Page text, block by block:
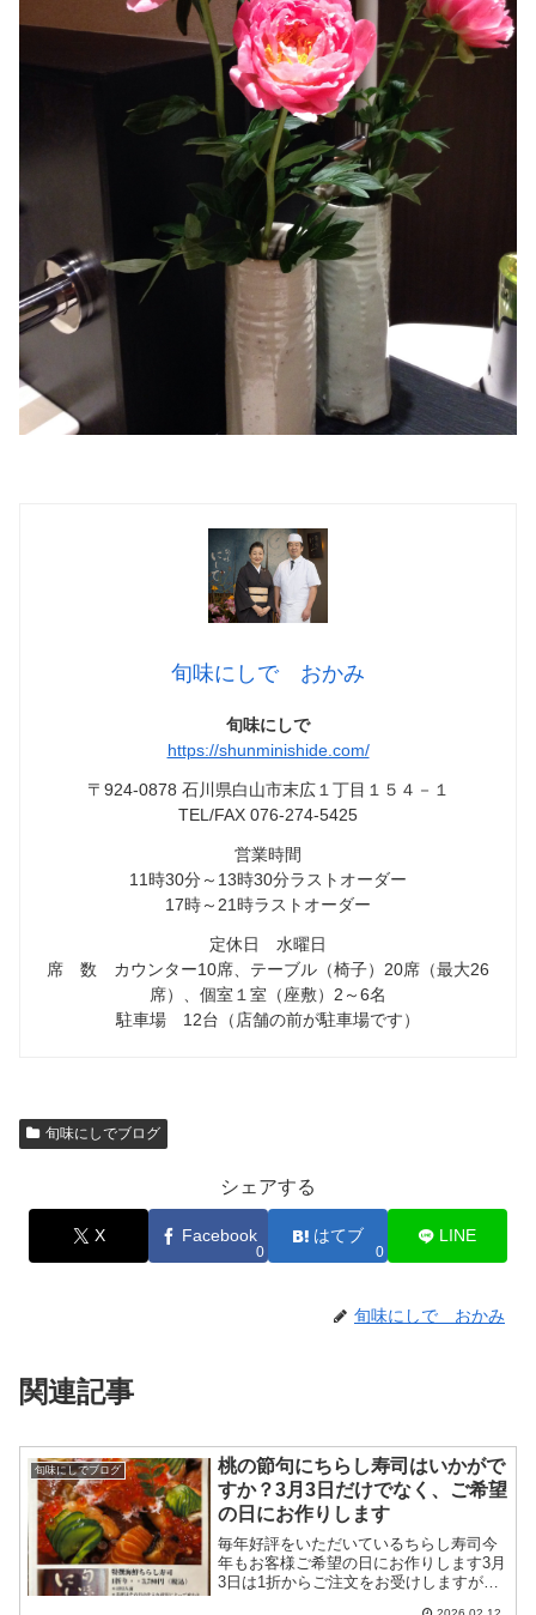
旬味にしで おかみ
旬味にしで
https://shunminishide.com/
〒924-0878 石川県白山市末広１丁目１５４－１
TEL/FAX 076-274-5425
営業時間
11時30分～13時30分ラストオーダー
17時～21時ラストオーダー
定休日 水曜日
席 数 カウンター10席、テーブル（椅子）20席（最大26
席）、個室１室（座敷）2～6名
駐車場 12台（店舗の前が駐車場です）
旬味にしでブログ
シェアする
X Facebook
0
はてブ
0
LINE
旬味にしで おかみ
関連記事
旬味にしでブログ
桃の節句にちらし寿司はいかがで
すか？3月3日だけでなく、ご希望
の日にお作りします
毎年好評をいただいているちらし寿司今
年もお客様ご希望の日にお作りします3月
3日は1折からご注文をお受けしますが、